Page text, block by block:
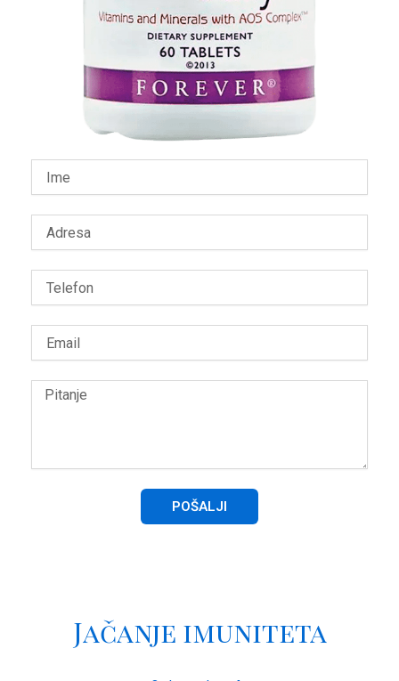
Message
POŠALJI
Jačanje imuniteta